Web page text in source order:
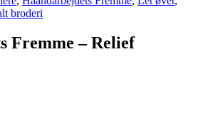
broderi
Fremme – Relief